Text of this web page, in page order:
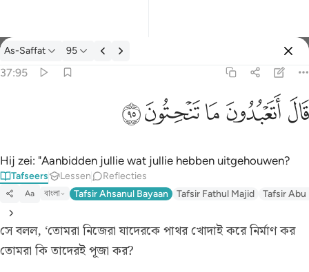
Tafseer: As-Saffat 37:95
As-Saffat 95
37:95
ﲟﲠﲡﲢﲣ
Hij zei: "Aanbidden jullie wat jullie hebben uitgehouwen?
Tafseers Lessen Reflecties
Aa বাংলা Tafsir Ahsanul Bayaan Tafsir Fathul Majid Tafsir Abu
সে বলল, ‘তোমরা নিজেরা যাদেরকে পাথর খোদাই করে নির্মাণ কর
তোমরা কি তাদেরই পূজা কর?